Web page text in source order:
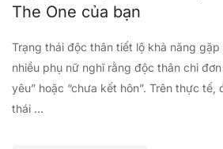
The One của bạn
Trạng thái độc thân tiết lộ khả năng gặp
nhiều phụ nữ nghĩ rằng độc thân chỉ
yêu” hoặc “chưa kết hôn”. Trên thực tế,
thái …